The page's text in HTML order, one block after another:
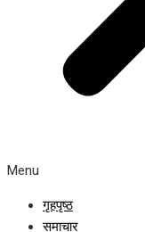
Menu
गृहपृष्ठ
समाचार